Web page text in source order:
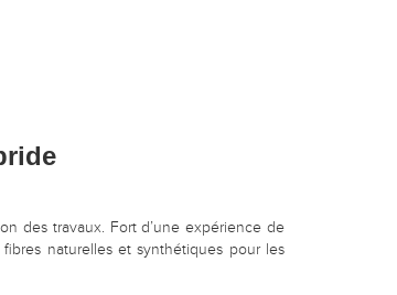
des travaux. Fort d’une expérience de
naturelles et synthétiques pour les